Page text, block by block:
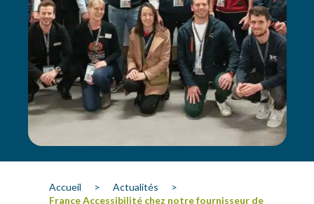
Accueil > Actualités
>
France Accessibilité chez notre fournisseur de